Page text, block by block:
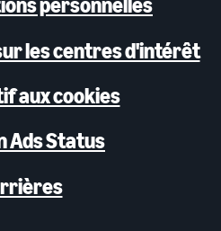
les centres d'intérêt
aux cookies
Ads Status